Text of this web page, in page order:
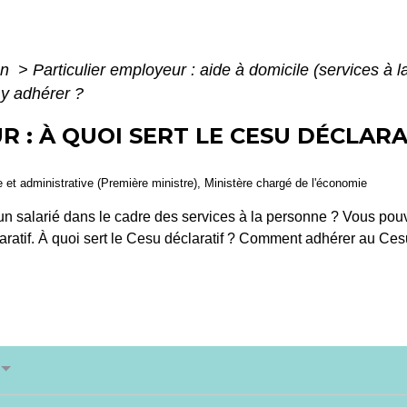
> Particulier employeur : aide à domicile (services à
adhérer ?
: À QUOI SERT LE CESU
administrative (Première ministre), Ministère chargé de l'économie
salarié dans le cadre des services à la personne ? Vous
À quoi sert le Cesu déclaratif ? Comment adhérer au